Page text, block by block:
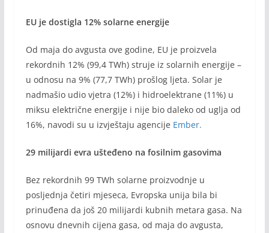
EU je dostigla 12% solarne energije
Od maja do avgusta ove godine, EU je proizvela
rekordnih 12% (99,4 TWh) struje iz solarnih energije –
u odnosu na 9% (77,7 TWh) prošlog ljeta. Solar je
nadmašio udio vjetra (12%) i hidroelektrane (11%) u
miksu električne energije i nije bio daleko od uglja od
16%, navodi su u izvještaju agencije Ember.
29 milijardi evra ušteđeno na fosilnim gasovima
Bez rekordnih 99 TWh solarne proizvodnje u
posljednja četiri mjeseca, Evropska unija bila bi
prinuđena da još 20 milijardi kubnih metara gasa. Na
osnovu dnevnih cijena gasa, od maja do avgusta,